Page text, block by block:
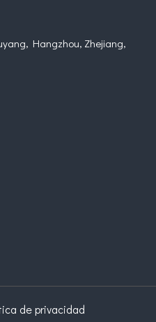
Hangzhou, Zhejiang,
de privacidad